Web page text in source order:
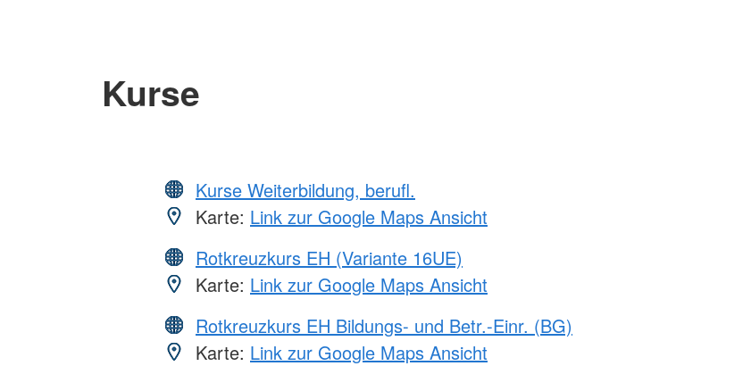
Kurse
Kurse Weiterbildung, berufl.
Karte: Link zur Google Maps Ansicht
Rotkreuzkurs EH (Variante 16UE)
Karte: Link zur Google Maps Ansicht
Rotkreuzkurs EH Bildungs- und Betr.-Einr. (BG)
Karte: Link zur Google Maps Ansicht